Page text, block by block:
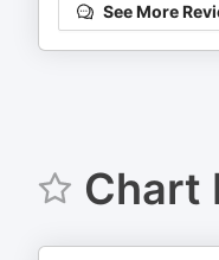
See More
Chart